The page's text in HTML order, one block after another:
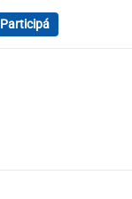
Participá